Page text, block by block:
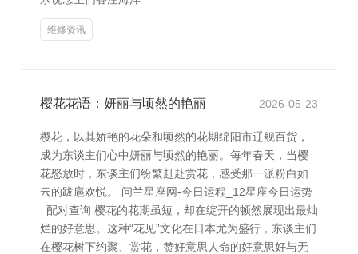
维修资讯
樱花花语：妍丽与顷然的艳丽 2026-05-23
樱花，以其娇艳的花朵和顷然的花期绵阳市辽舰百货，
成为东谈主们心中妍丽与顷然的艳丽。每年春天，当樱
花怒放时，东谈主们纷繁赶赴赏花，感受那一派粉白如
云的跋扈欢悦。 问兰星座网-今日运程_12星座今日运势
_配对查询 樱花的花期虽短，却在绽开的顿然展现出最灿
烂的好意思。这种“花见”文化在日本尤为盛行，东谈主们
在樱花树下约聚、赏花，赞好意思人命的好意思好与无